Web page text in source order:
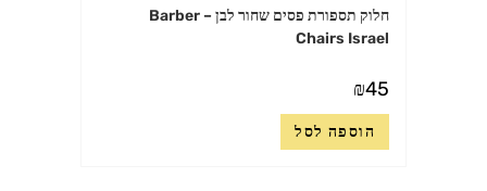
חלוק תספורת פסים שחור לבן – Barber
Chairs Israel
₪45
הוספה לסל